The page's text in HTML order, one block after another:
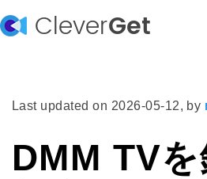
CleverGet
Last updated on 2026-05-12, by
DMM TVを